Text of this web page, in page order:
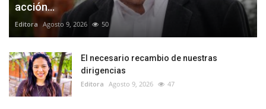
acción...
Editora Agosto 9, 2026 50
El necesario recambio de nuestras
dirigencias
Editora Agosto 9, 2026 47